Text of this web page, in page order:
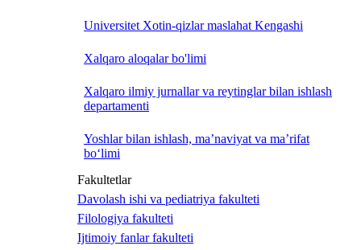
Universitet Xotin-qizlar maslahat Kengashi
Xalqaro aloqalar bo'limi
Xalqaro ilmiy jurnallar va reytinglar bilan ishlash
departamenti
Yoshlar bilan ishlash, ma’naviyat va ma’rifat
bo‘limi
Fakultetlar
Davolash ishi va pediatriya fakulteti
Filologiya fakulteti
Ijtimoiy fanlar fakulteti